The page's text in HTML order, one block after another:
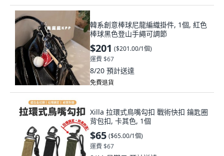
韓系創意棒球尼龍編織掛件, 1個, 紅色
棒球黑色登山手繩可調節
$201 ($201.00/1個)
運費 $67
8/20 預計送達
免費退貨
Xilla 拉環式鳥嘴勾扣 戰術快扣 鑰匙圈
背包扣, 卡其色, 1個
$65 ($65.00/1個)
運費 $67